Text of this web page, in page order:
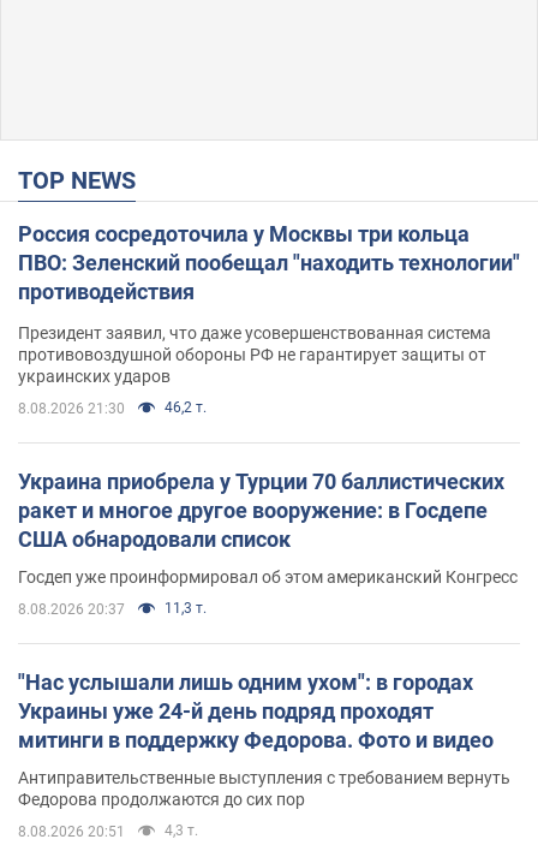
TOP NEWS
Россия сосредоточила у Москвы три кольца
ПВО: Зеленский пообещал "находить технологии"
противодействия
Президент заявил, что даже усовершенствованная система
противовоздушной обороны РФ не гарантирует защиты от
украинских ударов
8.08.2026 21:30 46,2 т.
Украина приобрела у Турции 70 баллистических
ракет и многое другое вооружение: в Госдепе
США обнародовали список
Госдеп уже проинформировал об этом американский Конгресс
8.08.2026 20:37 11,3 т.
"Нас услышали лишь одним ухом": в городах
Украины уже 24-й день подряд проходят
митинги в поддержку Федорова. Фото и видео
Антиправительственные выступления с требованием вернуть
Федорова продолжаются до сих пор
8.08.2026 20:51 4,3 т.